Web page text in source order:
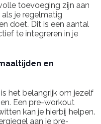
toevoeging zijn aan
je regelmatig
doet. Dit is een aantal
te integreren in je
en
het belangrijk om jezelf
Een pre-workout
kan je hierbij helpen.
aan je pre-